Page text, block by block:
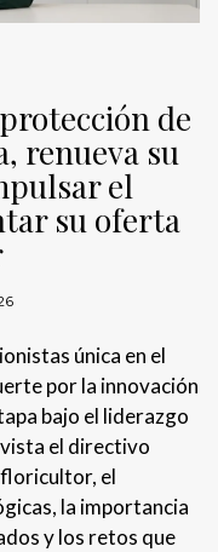
de
renueva su
el
su oferta
única en el
por la innovación
bajo el liderazgo
el directivo
el
la importancia
y los retos que